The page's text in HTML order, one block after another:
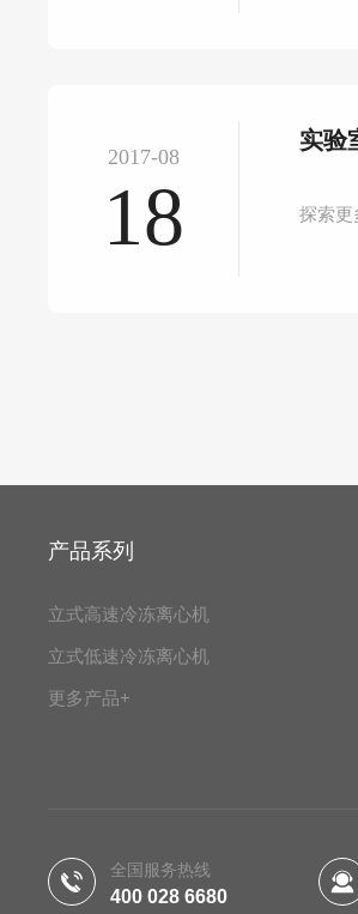
2017-08
18
实验
探索更
产品系列
立式高速冷冻离心机
立式低速冷冻离心机
更多产品+
全国服务热线
400 028 6680